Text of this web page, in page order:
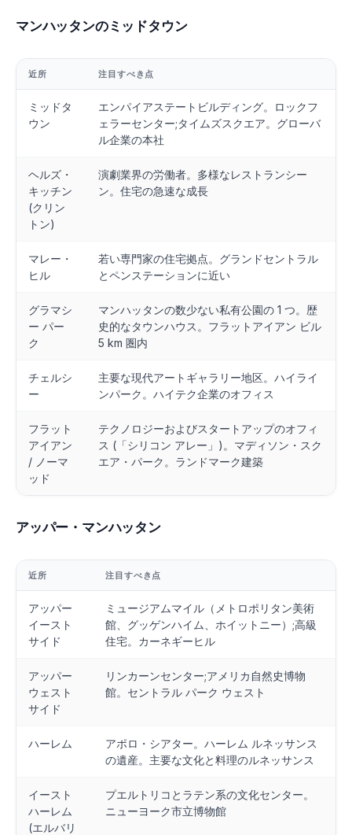
マンハッタンのミッドタウン
近所 注目すべき点
ミッドタ
ウン
エンパイアステートビルディング。ロックフ
ェラーセンター;タイムズスクエア。グローバ
ル企業の本社
ヘルズ・
キッチン
(クリン
トン)
演劇業界の労働者。多様なレストランシー
ン。住宅の急速な成長
マレー・
ヒル
若い専門家の住宅拠点。グランドセントラル
とペンステーションに近い
グラマシ
ー パー
ク
マンハッタンの数少ない私有公園の 1 つ。歴
史的なタウンハウス。フラットアイアン ビル
5 km 圏内
チェルシ
ー
主要な現代アートギャラリー地区。ハイライ
ンパーク。ハイテク企業のオフィス
フラット
アイアン
/ ノーマ
ッド
テクノロジーおよびスタートアップのオフィ
ス (「シリコン アレー」)。マディソン・スク
エア・パーク。ランドマーク建築
アッパー・マンハッタン
近所 注目すべき点
アッパー
イースト
サイド
ミュージアムマイル（メトロポリタン美術
館、グッゲンハイム、ホイットニー）;高級
住宅。カーネギーヒル
アッパー
ウェスト
サイド
リンカーンセンター;アメリカ自然史博物
館。セントラル パーク ウェスト
ハーレム
アポロ・シアター。ハーレム ルネッサンス
の遺産。主要な文化と料理のルネッサンス
イースト
ハーレム
(エルバリ
プエルトリコとラテン系の文化センター。
ニューヨーク市立博物館